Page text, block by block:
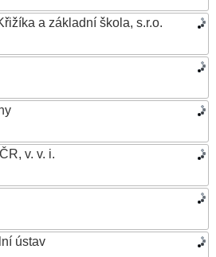
a základní škola, s.r.o.
v. v. i.
ústav